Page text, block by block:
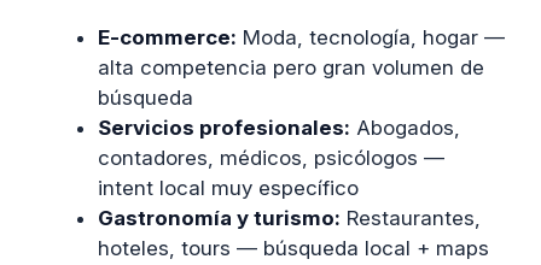
E-commerce: Moda, tecnología, hogar —
alta competencia pero gran volumen de
búsqueda
Servicios profesionales: Abogados,
contadores, médicos, psicólogos —
intent local muy específico
Gastronomía y turismo: Restaurantes,
hoteles, tours — búsqueda local + maps